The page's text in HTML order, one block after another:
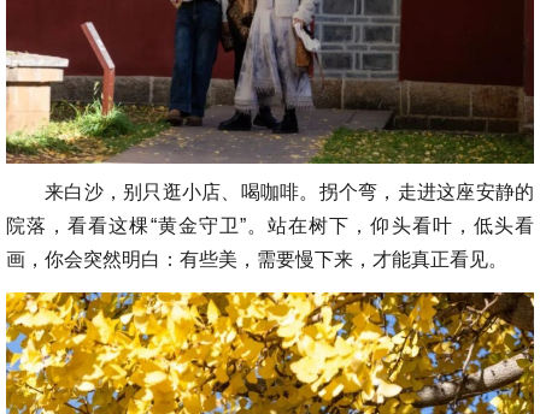
来白沙，别只逛小店、喝咖啡。拐个弯，走进这座安静的
院落，看看这棵“黄金守卫”。站在树下，仰头看叶，低头看
画，你会突然明白：有些美，需要慢下来，才能真正看见。